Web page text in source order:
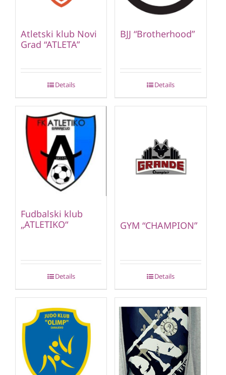
Atletski klub Novi
Grad “ATLETA”
Details
BJJ “Brotherhood”
Details
Fudbalski klub
„ATLETIKO“
Details
GYM “CHAMPION”
Details